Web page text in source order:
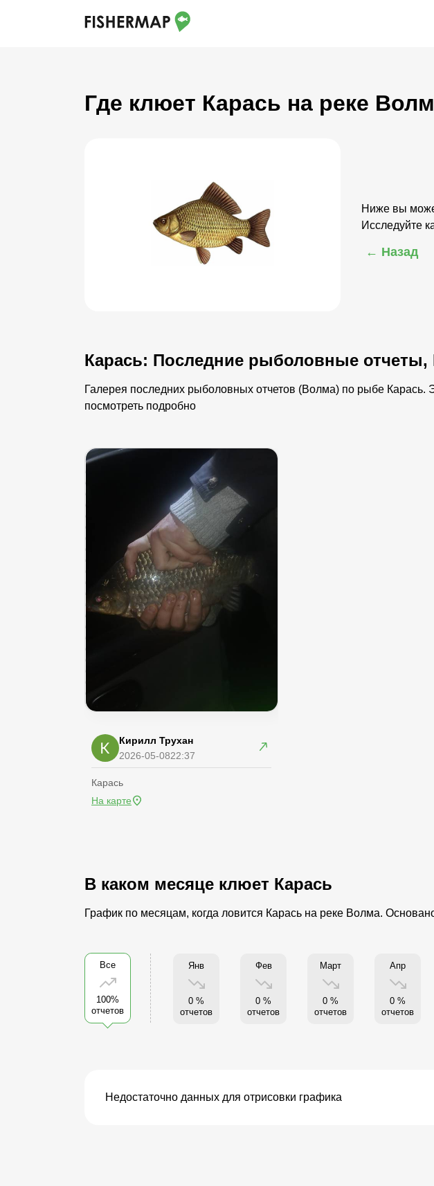
Где клюет Карась на реке
Ниже вы
Исследуйте
← Назад
Карась: Последние рыболовные отчеты,
Галерея последних рыболовных отчетов (Волма) по рыбе Карась.
посмотреть подробно
Кирилл Трухан
2026-05-0822:37
Карась
На карте
В каком месяце клюет Карась
График по месяцам, когда ловится Карась на реке Волма.
Все
100%
отчетов
Янв
0 %
отчетов
Фев
0 %
отчетов
Март
0 %
отчетов
Апр
0 %
отчетов
Недостаточно данных для отрисовки графика